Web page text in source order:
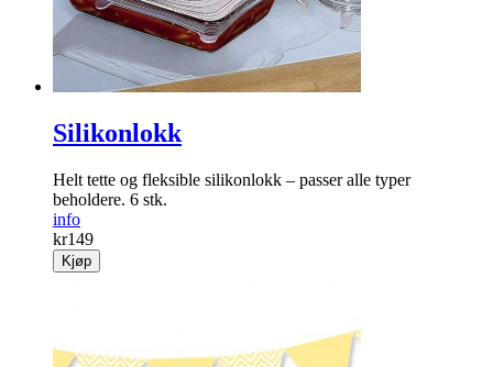
Silikonlokk
Helt tette og fleksible silikonlokk – passer alle typer
beholdere. 6 stk.
info
kr149
Kjøp